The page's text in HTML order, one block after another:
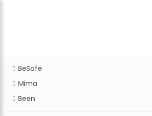
BeSafe
Mima
Been